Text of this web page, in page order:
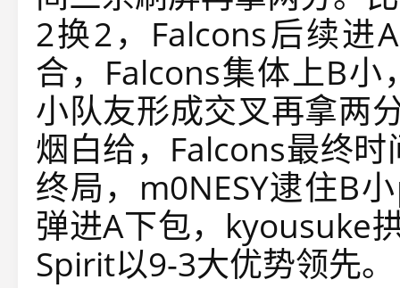
2换2，Falcons后续进
合，Falcons集体上B
小队友形成交叉再拿两
烟白给，Falcons最终
终局，m0NESY逮住B
弹进A下包，kyousuke
Spirit以9-3大优势领先。